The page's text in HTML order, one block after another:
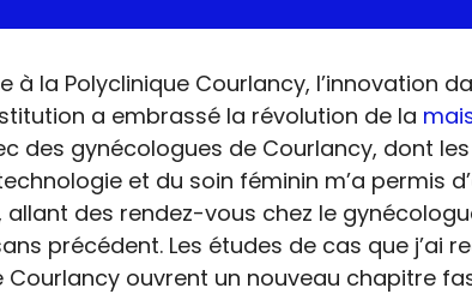
à la Polyclinique Courlancy, l’innovation
a embrassé la révolution de la
des gynécologues de Courlancy, dont
et du soin féminin m’a permis
des rendez-vous chez le
précédent. Les études de cas que j’ai
Courlancy ouvrent un nouveau chapitre